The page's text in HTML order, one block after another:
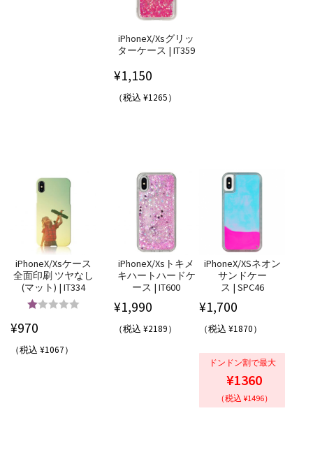
iPhoneX/Xsグリッ
ターケース | IT359
¥1,150
（税込 ¥1265）
iPhoneX/Xsケース
全面印刷 ツヤなし
(マット) | IT334
¥970
（税込 ¥1067）
iPhoneX/Xsトキメ
キハートハードケ
ース | IT600
¥1,990
（税込 ¥2189）
iPhoneX/XSネオン
サンドケー
ス | SPC46
¥1,700
（税込 ¥1870）
ドンドン割で最大
¥1360
（税込 ¥1496）